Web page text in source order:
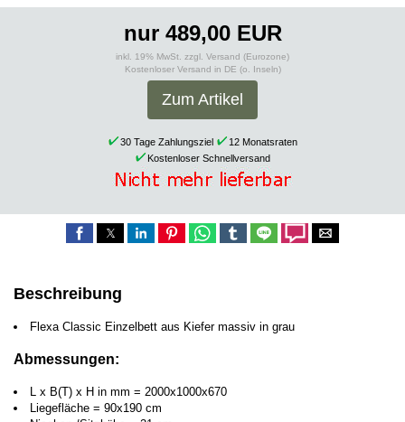
nur 489,00 EUR
inkl. 19% MwSt. zzgl. Versand (Eurozone)
Kostenloser Versand in DE (o. Inseln)
Zum Artikel
30 Tage Zahlungsziel
12 Monatsraten
Kostenloser Schnellversand
Beschreibung
Flexa Classic Einzelbett aus Kiefer massiv in grau
Abmessungen:
L x B(T) x H in mm = 2000x1000x670
Liegefläche = 90x190 cm